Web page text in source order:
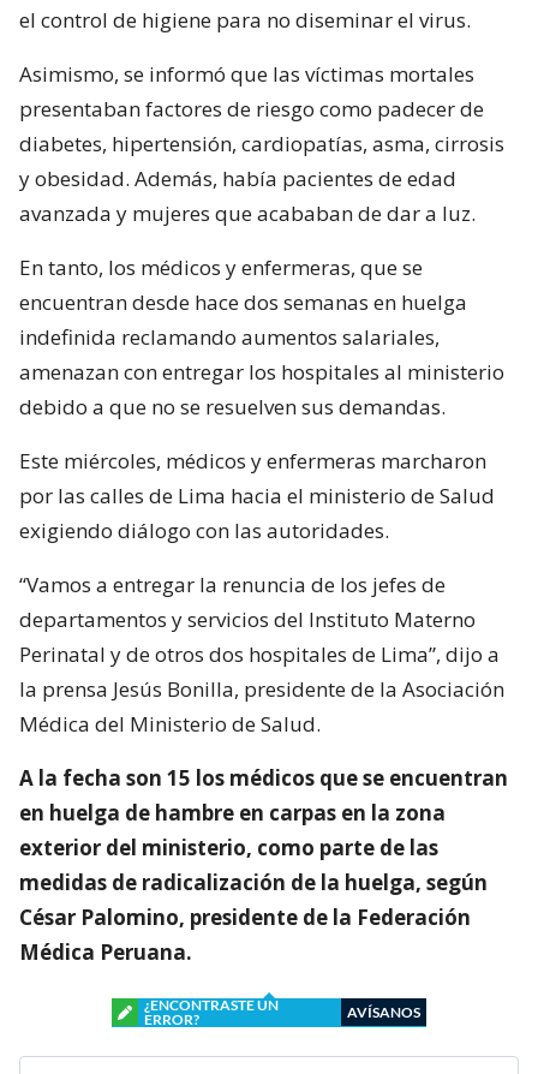
el control de higiene para no diseminar el virus.
Asimismo, se informó que las víctimas mortales
presentaban factores de riesgo como padecer de
diabetes, hipertensión, cardiopatías, asma, cirrosis
y obesidad. Además, había pacientes de edad
avanzada y mujeres que acababan de dar a luz.
En tanto, los médicos y enfermeras, que se
encuentran desde hace dos semanas en huelga
indefinida reclamando aumentos salariales,
amenazan con entregar los hospitales al ministerio
debido a que no se resuelven sus demandas.
Este miércoles, médicos y enfermeras marcharon
por las calles de Lima hacia el ministerio de Salud
exigiendo diálogo con las autoridades.
“Vamos a entregar la renuncia de los jefes de
departamentos y servicios del Instituto Materno
Perinatal y de otros dos hospitales de Lima”, dijo a
la prensa Jesús Bonilla, presidente de la Asociación
Médica del Ministerio de Salud.
A la fecha son 15 los médicos que se encuentran
en huelga de hambre en carpas en la zona
exterior del ministerio, como parte de las
medidas de radicalización de la huelga, según
César Palomino, presidente de la Federación
Médica Peruana.
¿ENCONTRASTE UN
ERROR?
AVÍSANOS